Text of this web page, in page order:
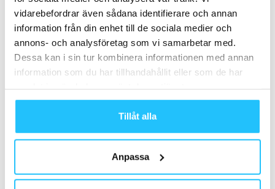
vidarebefordrar även sådana identifierare och annan
information från din enhet till de sociala medier och
annons- och analysföretag som vi samarbetar med.
Dessa kan i sin tur kombinera informationen med annan
information som du har tillhandahållit eller som de har
Tillåt alla
Anpassa
lockande hälsa egentligen är som motivator för
långvarig aktivitet. Människor värdesätter hälsannär de